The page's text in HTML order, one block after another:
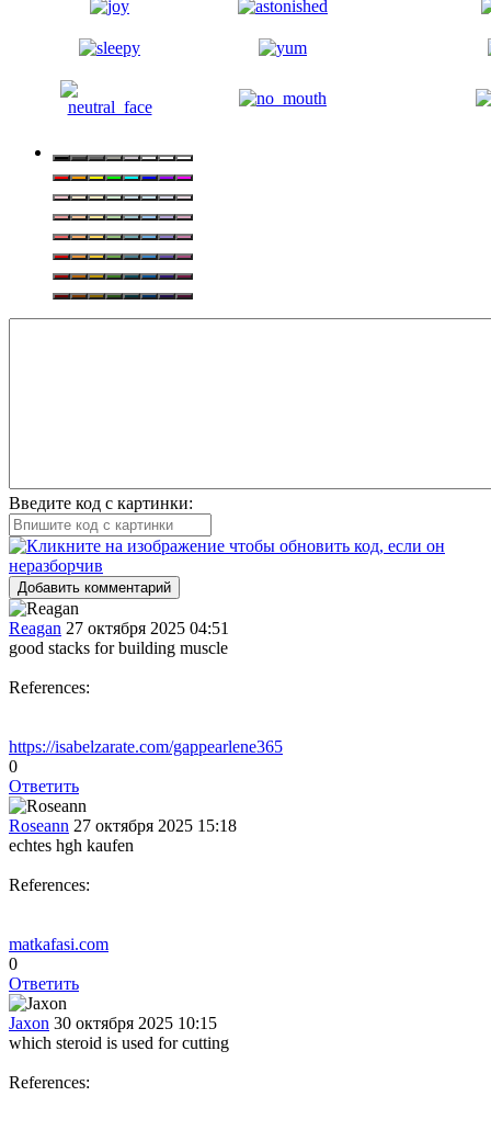
Введите код с картинки:
Добавить комментарий
Reagan 27 октября 2025 04:51
good stacks for building muscle
References:
https://isabelzarate.com/gappearlene365
0
Ответить
Roseann 27 октября 2025 15:18
echtes hgh kaufen
References:
matkafasi.com
0
Ответить
Jaxon 30 октября 2025 10:15
which steroid is used for cutting
References: